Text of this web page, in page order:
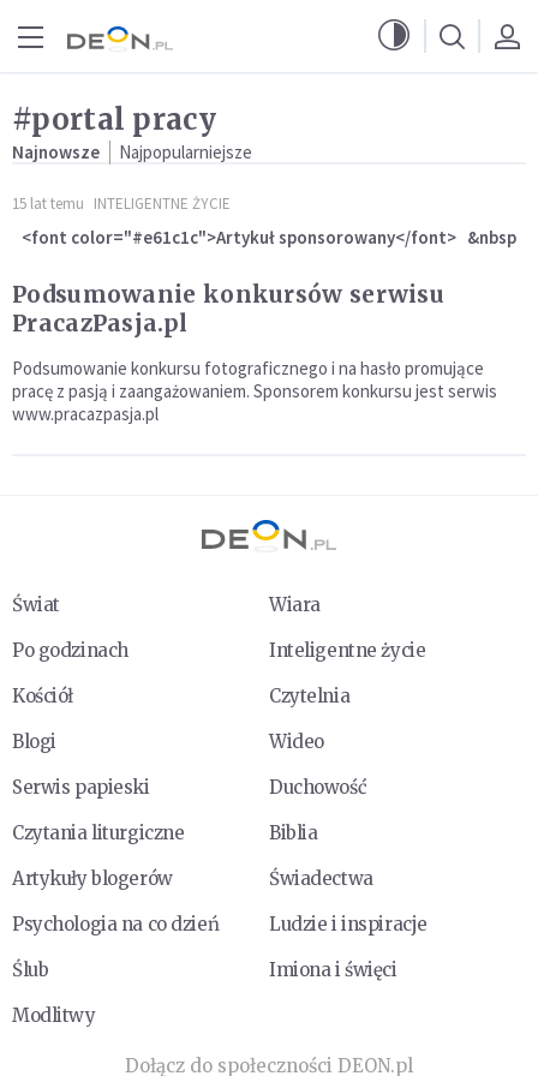
#portal pracy
Najnowsze Najpopularniejsze
15 lat temu INTELIGENTNE ŻYCIE
<font color="#e61c1c">Artykuł sponsorowany</font> &nbsp
Podsumowanie konkursów serwisu
PracazPasja.pl
Podsumowanie konkursu fotograficznego i na hasło promujące
pracę z pasją i zaangażowaniem. Sponsorem konkursu jest serwis
www.pracazpasja.pl
Świat
Wiara
Po godzinach
Inteligentne życie
Kościół
Czytelnia
Blogi
Wideo
Serwis papieski
Duchowość
Czytania liturgiczne
Biblia
Artykuły blogerów
Świadectwa
Psychologia na co dzień
Ludzie i inspiracje
Ślub
Imiona i święci
Modlitwy
Dołącz do społeczności DEON.pl